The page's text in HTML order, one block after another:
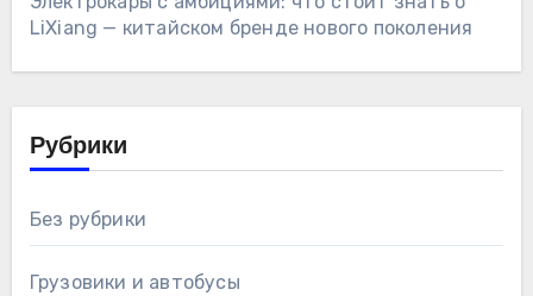
LiXiang — китайском бренде нового поколения
Рубрики
Без рубрики
Грузовики и автобусы